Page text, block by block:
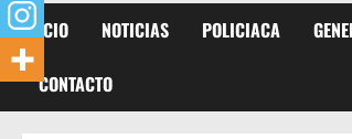
INICIO NOTICIAS POLICIACA
CONTACTO